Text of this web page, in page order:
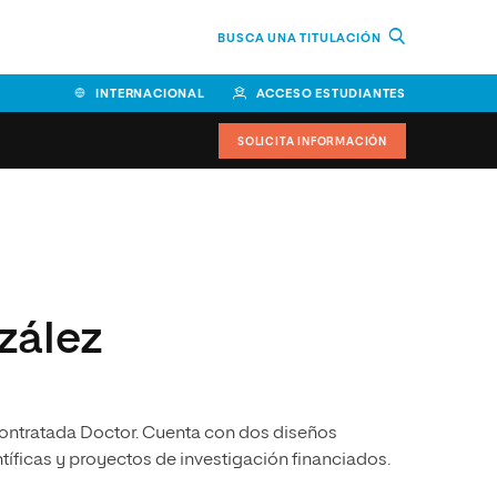
BUSCA UNA TITULACIÓN
INTERNACIONAL ACCESO ESTUDIANTES
Facultad de Ciencias de la
Salud
Escuela Superior de Ingeniería
y Tecnología (ESIT)
SOLICITA INFORMACIÓN
Doctor. Cuenta con dos diseños
y proyectos de investigación financiados.